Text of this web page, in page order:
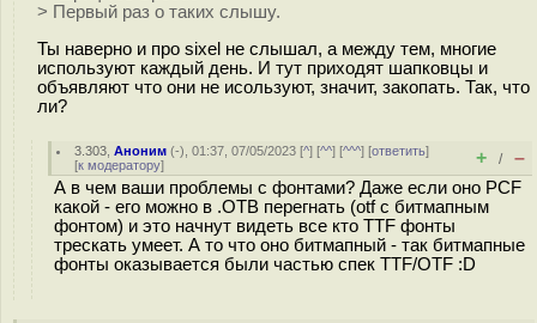
> Первый раз о таких слышу.
Ты наверно и про sixel не слышал, а между тем, многие
используют каждый день. И тут приходят шапковцы и
объявляют что они не исользуют, значит, закопать. Так, что
ли?
3.303 ,Аноним (-), 01:37, 07/05/2023 [^] [^^] [^^^] [ответить]
[к модератору] + / –
А в чем ваши проблемы с фонтами? Даже если оно PCF
какой - его можно в .OTB перегнать (otf с битмапным
фонтом) и это начнут видеть все кто TTF фонты
трескать умеет. А то что оно битмапный - так битмапные
фонты оказывается были частью спек TTF/OTF :D